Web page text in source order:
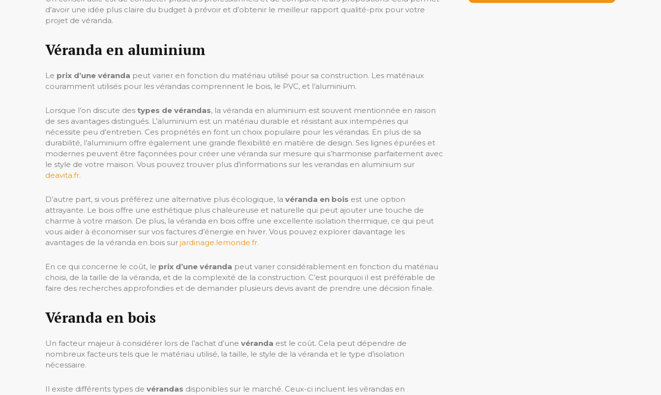
d’avoir une idée plus claire du budget à prévoir et d’obtenir le meilleur rapport qualité-prix pour votre
projet de véranda.
Véranda en aluminium
Le prix d’une véranda peut varier en fonction du matériau utilisé pour sa construction. Les matériaux
couramment utilisés pour les vérandas comprennent le bois, le PVC, et l’aluminium.
Lorsque l’on discute des types de vérandas, la véranda en aluminium est souvent mentionnée en raison
de ses avantages distingués. L’aluminium est un matériau durable et résistant aux intempéries qui
nécessite peu d’entretien. Ces propriétés en font un choix populaire pour les vérandas. En plus de sa
durabilité, l’aluminium offre également une grande flexibilité en matière de design. Ses lignes épurées et
modernes peuvent être façonnées pour créer une véranda sur mesure qui s’harmonise parfaitement avec
le style de votre maison. Vous pouvez trouver plus d’informations sur les verandas en aluminium sur
deavita.fr.
D’autre part, si vous préférez une alternative plus écologique, la véranda en bois est une option
attrayante. Le bois offre une esthétique plus chaleureuse et naturelle qui peut ajouter une touche de
charme à votre maison. De plus, la véranda en bois offre une excellente isolation thermique, ce qui peut
vous aider à économiser sur vos factures d’énergie en hiver. Vous pouvez explorer davantage les
avantages de la véranda en bois sur jardinage.lemonde.fr.
En ce qui concerne le coût, le prix d’une véranda peut varier considérablement en fonction du matériau
choisi, de la taille de la véranda, et de la complexité de la construction. C’est pourquoi il est préférable de
faire des recherches approfondies et de demander plusieurs devis avant de prendre une décision finale.
Véranda en bois
Un facteur majeur à considérer lors de l’achat d’une véranda est le coût. Cela peut dépendre de
nombreux facteurs tels que le matériau utilisé, la taille, le style de la véranda et le type d’isolation
nécessaire.
Il existe différents types de vérandas disponibles sur le marché. Ceux-ci incluent les vérandas en